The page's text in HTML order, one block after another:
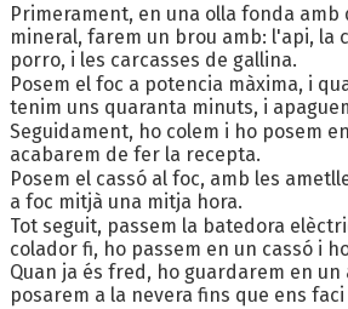
Primerament, en una olla fonda amb
mineral, farem un brou amb: l'api, la
porro, i les carcasses de gallina.
Posem el foc a potencia màxima, i
tenim uns quaranta minuts, i
Seguidament, ho colem i ho posem
acabarem de fer la recepta.
Posem el cassó al foc, amb les
a foc mitjà una mitja hora.
Tot seguit, passem la batedora
colador fi, ho passem en un cassó i
Quan ja és fred, ho guardarem en
posarem a la nevera fins que ens